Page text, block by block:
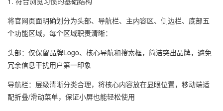
将官网页面明确划分为头部、导航栏、主内容区、侧边栏、底部五
个功能区域，每个区域职责清晰：
头部：仅保留品牌Logo、核心导航和搜索框，简洁突出品牌，避免
冗余信息干扰用户第一印象
导航栏：层级清晰分类合理，将核心内容放在显眼位置，移动端适
配折叠/滑动菜单，保证小屏也能轻松使用